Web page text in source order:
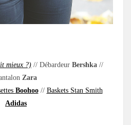
mieux ?) // Débardeur Bershka //
Zara
Boohoo// Baskets Stan Smith
Adidas